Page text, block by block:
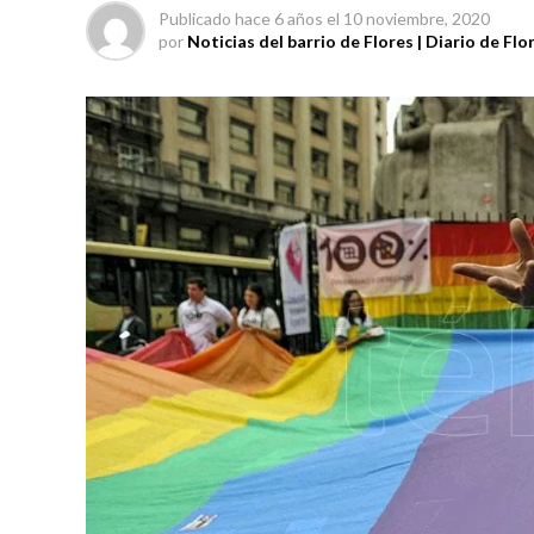
Publicado hace 6 años el 10 noviembre, 2020
por Noticias del barrio de Flores | Diario de